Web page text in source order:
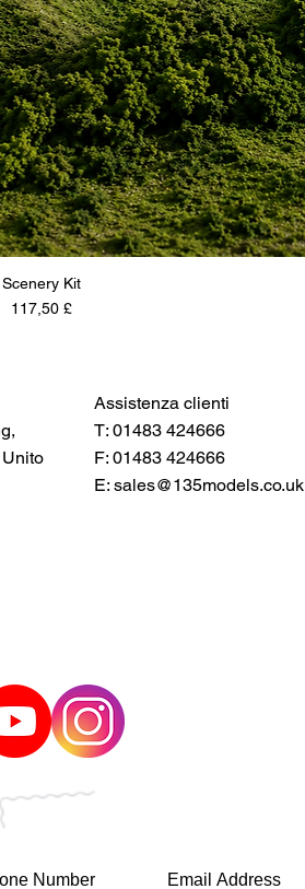
Scenery Kit
Prezzo
117,50 £
Assistenza clienti
T: 01483 424666
F: 01483 424666
E: sales@135models.co.uk